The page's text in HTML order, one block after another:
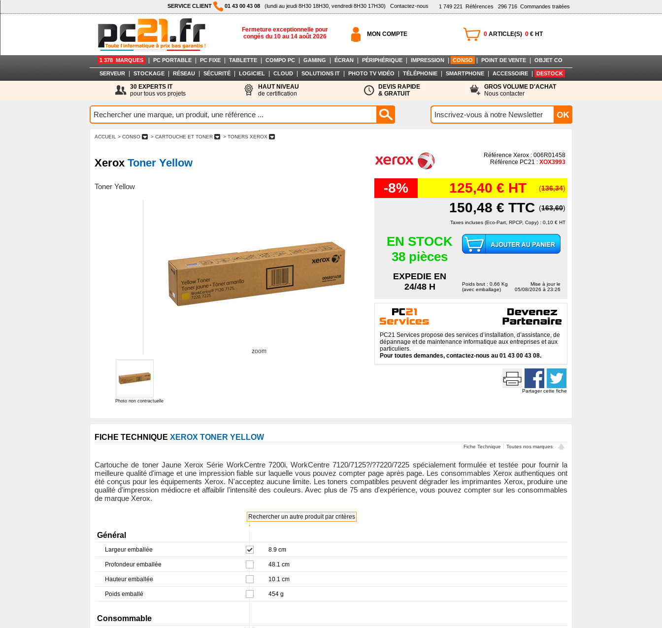
1 749 221 Références 296 716 Commandes traitées
SERVICE CLIENT 01 43 00 43 08 (lundi au jeudi 8H30 18H30, vendredi 8H30 17H30) Contactez-nous
Fermeture exceptionnelle pour
congés du 10 au 14 août 2026
0 ARTICLE(S) 0 € HT
MON COMPTE
1 378 MARQUES PC PORTABLE PC FIXE TABLETTE COMPO PC GAMING ÉCRAN PÉRIPHÉRIQUE IMPRESSION CONSO POINT DE VENTE OBJET CO
SERVEUR STOCKAGE RÉSEAU SÉCURITÉ LOGICIEL CLOUD SOLUTIONS IT PHOTO TV VIDÉO TÉLÉPHONIE SMARTPHONE ACCESSOIRE DESTOCK
30 EXPERTS IT
pour tous vos projets
HAUT NIVEAU
de certification
DEVIS RAPIDE
& GRATUIT
GROS VOLUME D'ACHAT
Nous contacter
ACCUEIL > CONSO > CARTOUCHE ET TONER > TONERS XEROX
Xerox Toner Yellow
Toner Yellow
zoom
Photo non contractuelle
Référence Xerox : 006R01458
Référence PC21 : XOX3993
-8% 125,40 € HT (136,34)
150,48 € TTC (163,60)
Taxes incluses (Eco-Part, RPCP, Copy) : 0,10 € HT
EN STOCK
38 pièces
EXPEDIE EN
24/48 H
Poids brut : 0.66 Kg
(avec emballage)
Mise à jour le
05/08/2026 à 23:26
PC21 Services propose des services d’installation, d’assistance, de
dépannage et de maintenance informatique aux entreprises et aux
particuliers.
Pour toutes demandes, contactez-nous au 01 43 00 43 08.
Partager cette fiche
FICHE TECHNIQUE XEROX TONER YELLOW
Fiche Technique Toutes nos marques
Cartouche de toner Jaune Xerox Série WorkCentre 7200i, WorkCentre 7120/7125?/?7220/7225 spécialement formulée et testée pour fournir la
meilleure qualité d'image et une impression fiable sur laquelle vous pouvez compter page après page. Les consommables Xerox authentiques ont
été conçus pour les équipements Xerox. N'acceptez aucune limite. Les toners compatibles peuvent dégrader les imprimantes Xerox, produire une
qualité d'impression médiocre et affaiblir l'intensité des couleurs. Avec plus de 75 ans d'expérience, vous pouvez compter sur les consommables
de marque Xerox.
↓
Rechercher un autre produit par critères
Général
Largeur emballée 8.9 cm
Profondeur emballée 48.1 cm
Hauteur emballée 10.1 cm
Poids emballé 454 g
Consommable